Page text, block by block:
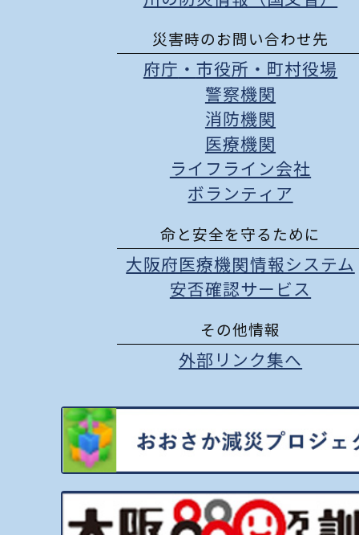
災害時のお問い合わせ先
府庁 ・ 市役所 ・ 町村役場
警察機関
消防機関
医療機関
ライフライン会社
ボランティア
命と安全を守るために
大阪府医療機関情報システム
安否確認サービス
その他情報
外部リンク集へ